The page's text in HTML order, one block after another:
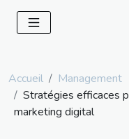
Accueil
Management
Stratégies efficaces
marketing digital